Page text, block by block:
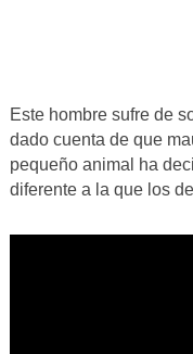
Este hombre sufre de
dado cuenta de que
pequeño animal ha
diferente a la que los